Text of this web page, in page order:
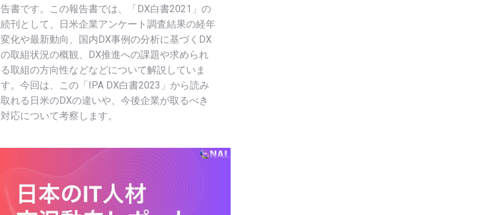
告書です。この報告書では、「DX白書2021」の
続刊として、日米企業アンケート調査結果の経年
変化や最新動向、国内DX事例の分析に基づくDX
の取組状況の概観、DX推進への課題や求められ
る取組の方向性などなどについて解説していま
す。今回は、この「IPA DX白書2023」から読み
取れる日米のDXの違いや、今後企業が取るべき
対応について考察します。